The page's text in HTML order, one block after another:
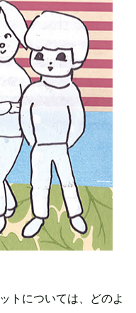
トについては、どのよ